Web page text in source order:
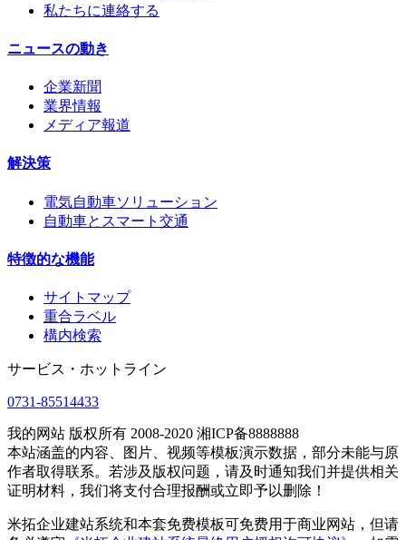
私たちに連絡する
ニュースの動き
企業新聞
業界情報
メディア報道
解決策
電気自動車ソリューション
自動車とスマート交通
特徴的な機能
サイトマップ
重合ラベル
構内検索
サービス・ホットライン
0731-85514433
我的网站 版权所有 2008-2020 湘ICP备8888888
本站涵盖的内容、图片、视频等模板演示数据，部分未能与原
作者取得联系。若涉及版权问题，请及时通知我们并提供相关
证明材料，我们将支付合理报酬或立即予以删除！
米拓企业建站系统和本套免费模板可免费用于商业网站，但请